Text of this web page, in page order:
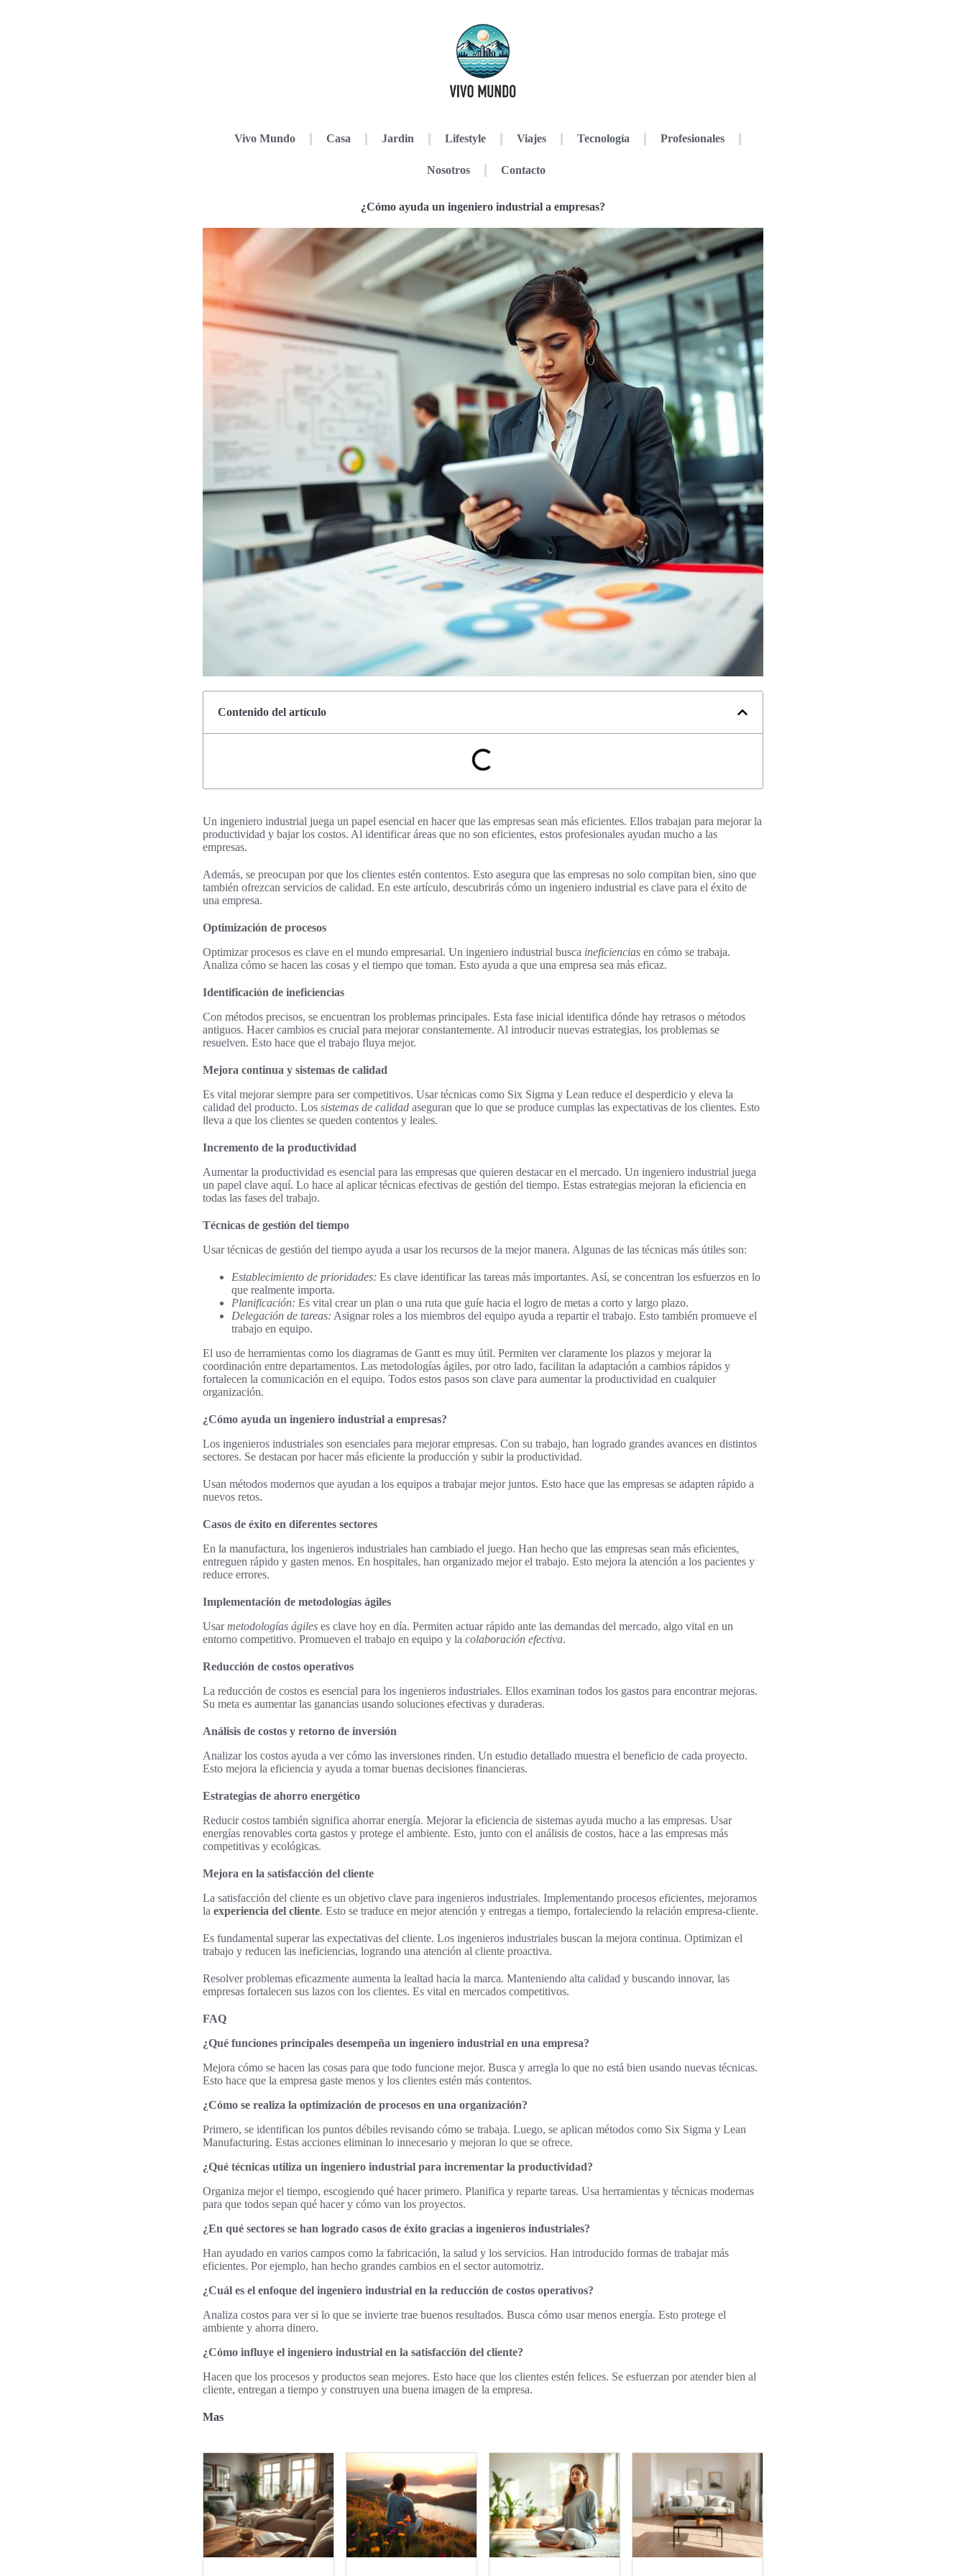
Vivo Mundo Casa Jardin Lifestyle Viajes Tecnología Profesionales
Nosotros Contacto
¿Cómo ayuda un ingeniero industrial a empresas?
Contenido del artículo
Un ingeniero industrial juega un papel esencial en hacer que las empresas sean más eficientes. Ellos trabajan para mejorar la
productividad y bajar los costos. Al identificar áreas que no son eficientes, estos profesionales ayudan mucho a las
empresas.
Además, se preocupan por que los clientes estén contentos. Esto asegura que las empresas no solo compitan bien, sino que
también ofrezcan servicios de calidad. En este artículo, descubrirás cómo un ingeniero industrial es clave para el éxito de
una empresa.
Optimización de procesos
Optimizar procesos es clave en el mundo empresarial. Un ingeniero industrial busca ineficiencias en cómo se trabaja.
Analiza cómo se hacen las cosas y el tiempo que toman. Esto ayuda a que una empresa sea más eficaz.
Identificación de ineficiencias
Con métodos precisos, se encuentran los problemas principales. Esta fase inicial identifica dónde hay retrasos o métodos
antiguos. Hacer cambios es crucial para mejorar constantemente. Al introducir nuevas estrategias, los problemas se
resuelven. Esto hace que el trabajo fluya mejor.
Mejora continua y sistemas de calidad
Es vital mejorar siempre para ser competitivos. Usar técnicas como Six Sigma y Lean reduce el desperdicio y eleva la
calidad del producto. Los sistemas de calidad aseguran que lo que se produce cumplas las expectativas de los clientes. Esto
lleva a que los clientes se queden contentos y leales.
Incremento de la productividad
Aumentar la productividad es esencial para las empresas que quieren destacar en el mercado. Un ingeniero industrial juega
un papel clave aquí. Lo hace al aplicar técnicas efectivas de gestión del tiempo. Estas estrategias mejoran la eficiencia en
todas las fases del trabajo.
Técnicas de gestión del tiempo
Usar técnicas de gestión del tiempo ayuda a usar los recursos de la mejor manera. Algunas de las técnicas más útiles son:
Establecimiento de prioridades: Es clave identificar las tareas más importantes. Así, se concentran los esfuerzos en lo
que realmente importa.
Planificación: Es vital crear un plan o una ruta que guíe hacia el logro de metas a corto y largo plazo.
Delegación de tareas: Asignar roles a los miembros del equipo ayuda a repartir el trabajo. Esto también promueve el
trabajo en equipo.
El uso de herramientas como los diagramas de Gantt es muy útil. Permiten ver claramente los plazos y mejorar la
coordinación entre departamentos. Las metodologías ágiles, por otro lado, facilitan la adaptación a cambios rápidos y
fortalecen la comunicación en el equipo. Todos estos pasos son clave para aumentar la productividad en cualquier
organización.
¿Cómo ayuda un ingeniero industrial a empresas?
Los ingenieros industriales son esenciales para mejorar empresas. Con su trabajo, han logrado grandes avances en distintos
sectores. Se destacan por hacer más eficiente la producción y subir la productividad.
Usan métodos modernos que ayudan a los equipos a trabajar mejor juntos. Esto hace que las empresas se adapten rápido a
nuevos retos.
Casos de éxito en diferentes sectores
En la manufactura, los ingenieros industriales han cambiado el juego. Han hecho que las empresas sean más eficientes,
entreguen rápido y gasten menos. En hospitales, han organizado mejor el trabajo. Esto mejora la atención a los pacientes y
reduce errores.
Implementación de metodologías ágiles
Usarmetodologías ágiles es clave hoy en día. Permiten actuar rápido ante las demandas del mercado, algo vital en un
entorno competitivo. Promueven el trabajo en equipo y la colaboración efectiva.
Reducción de costos operativos
La reducción de costos es esencial para los ingenieros industriales. Ellos examinan todos los gastos para encontrar mejoras.
Su meta es aumentar las ganancias usando soluciones efectivas y duraderas.
Análisis de costos y retorno de inversión
Analizar los costos ayuda a ver cómo las inversiones rinden. Un estudio detallado muestra el beneficio de cada proyecto.
Esto mejora la eficiencia y ayuda a tomar buenas decisiones financieras.
Estrategias de ahorro energético
Reducir costos también significa ahorrar energía. Mejorar la eficiencia de sistemas ayuda mucho a las empresas. Usar
energías renovables corta gastos y protege el ambiente. Esto, junto con el análisis de costos, hace a las empresas más
competitivas y ecológicas.
Mejora en la satisfacción del cliente
La satisfacción del cliente es un objetivo clave para ingenieros industriales. Implementando procesos eficientes, mejoramos
la experiencia del cliente. Esto se traduce en mejor atención y entregas a tiempo, fortaleciendo la relación empresa-cliente.
Es fundamental superar las expectativas del cliente. Los ingenieros industriales buscan la mejora continua. Optimizan el
trabajo y reducen las ineficiencias, logrando una atención al cliente proactiva.
Resolver problemas eficazmente aumenta la lealtad hacia la marca. Manteniendo alta calidad y buscando innovar, las
empresas fortalecen sus lazos con los clientes. Es vital en mercados competitivos.
FAQ
¿Qué funciones principales desempeña un ingeniero industrial en una empresa?
Mejora cómo se hacen las cosas para que todo funcione mejor. Busca y arregla lo que no está bien usando nuevas técnicas.
Esto hace que la empresa gaste menos y los clientes estén más contentos.
¿Cómo se realiza la optimización de procesos en una organización?
Primero, se identifican los puntos débiles revisando cómo se trabaja. Luego, se aplican métodos como Six Sigma y Lean
Manufacturing. Estas acciones eliminan lo innecesario y mejoran lo que se ofrece.
¿Qué técnicas utiliza un ingeniero industrial para incrementar la productividad?
Organiza mejor el tiempo, escogiendo qué hacer primero. Planifica y reparte tareas. Usa herramientas y técnicas modernas
para que todos sepan qué hacer y cómo van los proyectos.
¿En qué sectores se han logrado casos de éxito gracias a ingenieros industriales?
Han ayudado en varios campos como la fabricación, la salud y los servicios. Han introducido formas de trabajar más
eficientes. Por ejemplo, han hecho grandes cambios en el sector automotriz.
¿Cuál es el enfoque del ingeniero industrial en la reducción de costos operativos?
Analiza costos para ver si lo que se invierte trae buenos resultados. Busca cómo usar menos energía. Esto protege el
ambiente y ahorra dinero.
¿Cómo influye el ingeniero industrial en la satisfacción del cliente?
Hacen que los procesos y productos sean mejores. Esto hace que los clientes estén felices. Se esfuerzan por atender bien al
cliente, entregan a tiempo y construyen una buena imagen de la empresa.
Mas